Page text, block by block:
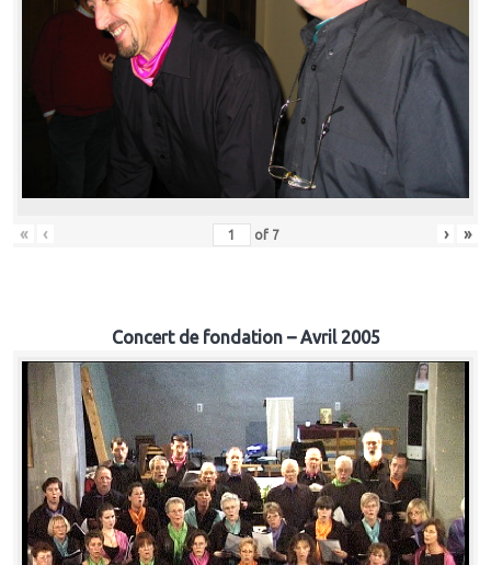
« ‹ of 7 › »
Concert de fondation – Avril 2005